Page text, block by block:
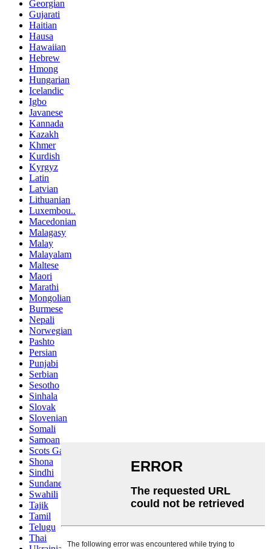
Georgian
Gujarati
Haitian
Hausa
Hawaiian
Hebrew
Hmong
Hungarian
Icelandic
Igbo
Javanese
Kannada
Kazakh
Khmer
Kurdish
Kyrgyz
Latin
Latvian
Lithuanian
Luxembou..
Macedonian
Malagasy
Malay
Malayalam
Maltese
Maori
Marathi
Mongolian
Burmese
Nepali
Norwegian
Pashto
Persian
Punjabi
Serbian
Sesotho
Sinhala
Slovak
Slovenian
Somali
Samoan
Scots Gaelic
Shona
Sindhi
Sundanese
Swahili
Tajik
Tamil
Telugu
Thai